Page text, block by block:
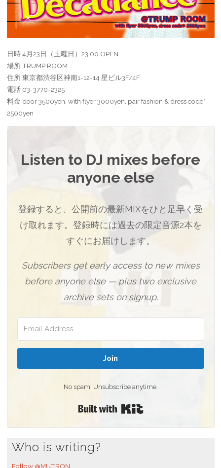
日時 4月23日（土曜日）23:00 OPEN
場所 TRUMP ROOM
住所 東京都渋谷区神南1-12-14 星ビル3F/4F
電話 03-3770-2325
料金 door 3500yen, with flyer 3000yen, pair fashion & dress code*
2500yen
Listen to DJ mixes before
anyone else
登録すると、公開前の最新MIXをひと足早く受
け取れます。登録時には過去の限定音源2本を
すぐにお届けします。
Subscribers get early access to new mixes
before anyone else — plus two exclusive
archive sets on signup.
Join
No spam. Unsubscribe anytime.
Who is writing?
Follow @MUTRON